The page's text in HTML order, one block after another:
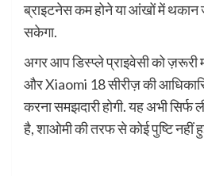
ब्राइटनेस कम होने या आंखों में थकान
सकेगा.
अगर आप डिस्प्ले प्राइवेसी को ज़रूरी
और Xiaomi 18 सीरीज़ की
करना समझदारी होगी. यह अभी सिर्फ
है, शाओमी की तरफ से कोई पुष्टि नहीं